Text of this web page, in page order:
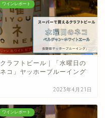
ワインレポート
クラフトビール｜「水曜日の
ネコ」ヤッホーブルーイング
2023年4月21日
ワインレポート